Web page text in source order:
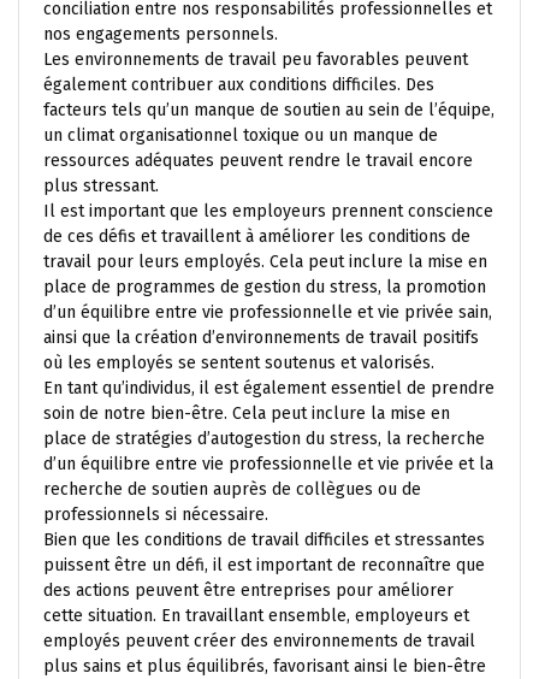
conciliation entre nos responsabilités professionnelles et
nos engagements personnels.
Les environnements de travail peu favorables peuvent
également contribuer aux conditions difficiles. Des
facteurs tels qu’un manque de soutien au sein de l’équipe,
un climat organisationnel toxique ou un manque de
ressources adéquates peuvent rendre le travail encore
plus stressant.
Il est important que les employeurs prennent conscience
de ces défis et travaillent à améliorer les conditions de
travail pour leurs employés. Cela peut inclure la mise en
place de programmes de gestion du stress, la promotion
d’un équilibre entre vie professionnelle et vie privée sain,
ainsi que la création d’environnements de travail positifs
où les employés se sentent soutenus et valorisés.
En tant qu’individus, il est également essentiel de prendre
soin de notre bien-être. Cela peut inclure la mise en
place de stratégies d’autogestion du stress, la recherche
d’un équilibre entre vie professionnelle et vie privée et la
recherche de soutien auprès de collègues ou de
professionnels si nécessaire.
Bien que les conditions de travail difficiles et stressantes
puissent être un défi, il est important de reconnaître que
des actions peuvent être entreprises pour améliorer
cette situation. En travaillant ensemble, employeurs et
employés peuvent créer des environnements de travail
plus sains et plus équilibrés, favorisant ainsi le bien-être